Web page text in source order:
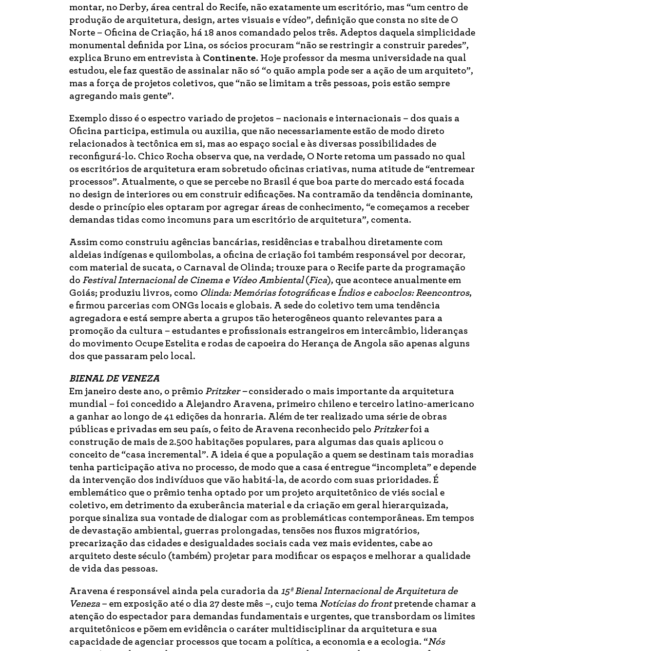
montar, no Derby, área central do Recife, não exatamente um escritório, mas “um centro de
produção de arquitetura, design, artes visuais e vídeo”, definição que consta no site de O
Norte – Oficina de Criação, há 18 anos comandado pelos três. Adeptos daquela simplicidade
monumental definida por Lina, os sócios procuram “não se restringir a construir paredes”,
explica Bruno em entrevista à Continente. Hoje professor da mesma universidade na qual
estudou, ele faz questão de assinalar não só “o quão ampla pode ser a ação de um arquiteto”,
mas a força de projetos coletivos, que “não se limitam a três pessoas, pois estão sempre
agregando mais gente”.
Exemplo disso é o espectro variado de projetos – nacionais e internacionais – dos quais a
Oficina participa, estimula ou auxilia, que não necessariamente estão de modo direto
relacionados à tectônica em si, mas ao espaço social e às diversas possibilidades de
reconfigurá-lo. Chico Rocha observa que, na verdade, O Norte retoma um passado no qual
os escritórios de arquitetura eram sobretudo oficinas criativas, numa atitude de “entremear
processos”. Atualmente, o que se percebe no Brasil é que boa parte do mercado está focada
no design de interiores ou em construir edificações. Na contramão da tendência dominante,
desde o princípio eles optaram por agregar áreas de conhecimento, “e começamos a receber
demandas tidas como incomuns para um escritório de arquitetura”, comenta.
Assim como construiu agências bancárias, residências e trabalhou diretamente com
aldeias indígenas e quilombolas, a oficina de criação foi também responsável por decorar,
com material de sucata, o Carnaval de Olinda; trouxe para o Recife parte da programação
do Festival Internacional de Cinema e Vídeo Ambiental(Fica), que acontece anualmente em
Goiás; produziu livros, como Olinda: Memórias fotográficase Índios e caboclos: Reencontros,
e firmou parcerias com ONGs locais e globais. A sede do coletivo tem uma tendência
agregadora e está sempre aberta a grupos tão heterogêneos quanto relevantes para a
promoção da cultura – estudantes e profissionais estrangeiros em intercâmbio, lideranças
do movimento Ocupe Estelita e rodas de capoeira do Herança de Angola são apenas alguns
dos que passaram pelo local.
BIENAL DE VENEZA
Em janeiro deste ano, o prêmio Pritzker –considerado o mais importante da arquitetura
mundial – foi concedido a Alejandro Aravena, primeiro chileno e terceiro latino-americano
a ganhar ao longo de 41 edições da honraria. Além de ter realizado uma série de obras
públicas e privadas em seu país, o feito de Aravena reconhecido pelo Pritzkerfoi a
construção de mais de 2.500 habitações populares, para algumas das quais aplicou o
conceito de “casa incremental”. A ideia é que a população a quem se destinam tais moradias
tenha participação ativa no processo, de modo que a casa é entregue “incompleta” e depende
da intervenção dos indivíduos que vão habitá-la, de acordo com suas prioridades. É
emblemático que o prêmio tenha optado por um projeto arquitetônico de viés social e
coletivo, em detrimento da exuberância material e da criação em geral hierarquizada,
porque sinaliza sua vontade de dialogar com as problemáticas contemporâneas. Em tempos
de devastação ambiental, guerras prolongadas, tensões nos fluxos migratórios,
precarização das cidades e desigualdades sociais cada vez mais evidentes, cabe ao
arquiteto deste século (também) projetar para modificar os espaços e melhorar a qualidade
de vida das pessoas.
Aravena é responsável ainda pela curadoria da 15ª Bienal Internacional de Arquitetura de
Veneza – em exposição até o dia 27 deste mês –, cujo tema Notícias do frontpretende chamar a
atenção do espectador para demandas fundamentais e urgentes, que transbordam os limites
arquitetônicos e põem em evidência o caráter multidisciplinar da arquitetura e sua
capacidade de agenciar processos que tocam a política, a economia e a ecologia. “Nós